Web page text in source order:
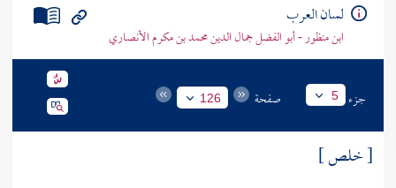
لسان العرب
ابن منظور - أبو الفضل جمال الدين محمد بن مكرم الأنصاري
جزء 5 صفحة 126
[ خلص ]